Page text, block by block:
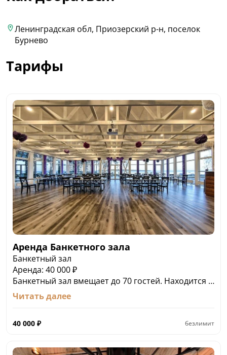
Ленинградская обл, Приозерский р-н, поселок
Бурнево
Тарифы
Аренда Банкетного зала
Банкетный зал
Аренда: 40 000 ₽
Банкетный зал вмещает до 70 гостей. Находится у
кромки Ладожского озера. Имеет открытую
террасу, всю необходимую мебель и аппаратуру.
банкетного меню.
Читать далее
40 000 ₽ безлимит